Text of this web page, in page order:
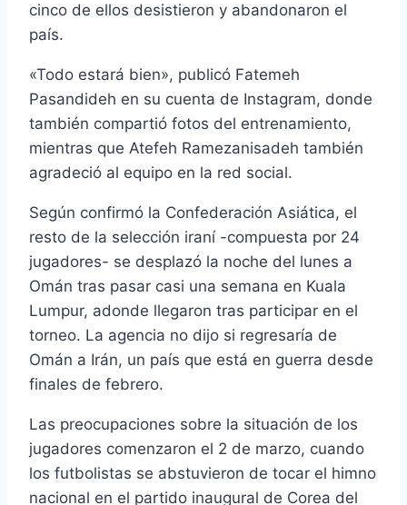
cinco de ellos desistieron y abandonaron el
país.
«Todo estará bien», publicó Fatemeh
Pasandideh en su cuenta de Instagram, donde
también compartió fotos del entrenamiento,
mientras que Atefeh Ramezanisadeh también
agradeció al equipo en la red social.
Según confirmó la Confederación Asiática, el
resto de la selección iraní -compuesta por 24
jugadores- se desplazó la noche del lunes a
Omán tras pasar casi una semana en Kuala
Lumpur, adonde llegaron tras participar en el
torneo. La agencia no dijo si regresaría de
Omán a Irán, un país que está en guerra desde
finales de febrero.
Las preocupaciones sobre la situación de los
jugadores comenzaron el 2 de marzo, cuando
los futbolistas se abstuvieron de tocar el himno
nacional en el partido inaugural de Corea del